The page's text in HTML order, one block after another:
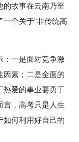
的故事在云南乃至
个关于“非传统高
：一是面对竞争激
因素；二是全面的
热爱的事业要勇于
言，高考只是人生
如何利用好自己的